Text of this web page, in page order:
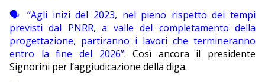
🗣 “Agli inizi del 2023, nel pieno rispetto dei tempi
previsti dal PNRR, a valle del completamento della
progettazione, partiranno i lavori che termineranno
entro la fine del 2026”. Così ancora il presidente
Signorini per l’aggiudicazione della diga.